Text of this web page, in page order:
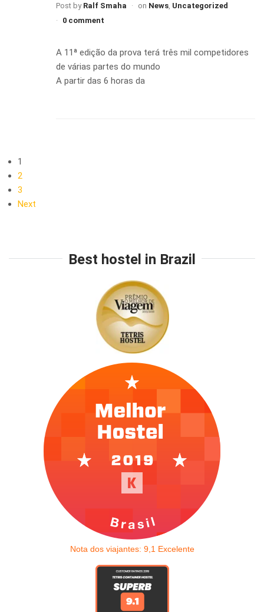
Post by Ralf Smaha on News Uncategorized
0 comment
A 11ª edição da prova terá três mil competidores
de várias partes do mundo
A partir das 6 horas da
1
2
3
Next
Best hostel in Brazil
Nota dos viajantes: 9,1 Excelente